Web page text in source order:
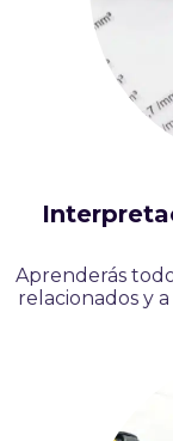
Aprenderás
relacionados y